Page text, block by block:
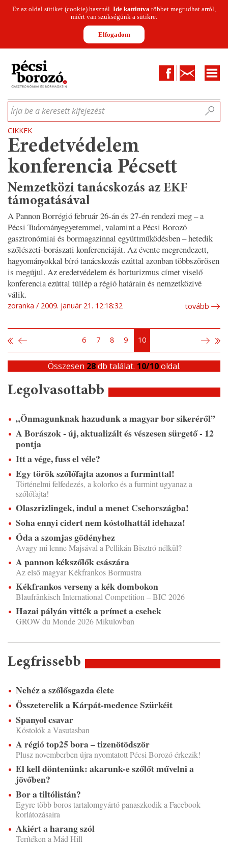
Ez az oldal sütiket (cookie) használ. Ide kattintva többet megtudhat arról,
miért van szükségünk a sütikre.
Elfogadom
FacebookKapcsolat
CIKKEKHÍREKINFOGRAFIKÁKMUNKATÁRSAKWINESOFA
Írja be a keresett kifejezést
CIKKEK
Eredetvédelem
konferencia Pécsett
Nemzetközi tanácskozás az EKF
támogatásával
A Pannon Borrégió február 26-án és 27-én rendezi meg – a
Pécsi Tudományegyetemmel, valamint a Pécsi Borozó
gasztronómiai és bormagazinnal együttműködésben – hetedik
szőlészeti-borászati konferenciáját. Az évente megrendezett,
hagyományokkal bíró tanácskozás ezúttal azonban többszörösen
is megújul. Az eredetvédelem és borturizmus címet viselő
konferencia ezúttal túllép a régió határain és nemzetközivé
válik.
zoranka 2009. január 21. 12:18:32 tovább
6 7 8 9 10
Összesen 28db találat. 10/10oldal.
Legolvasottabb
„Önmagunknak hazudunk a magyar bor sikeréről”
A Borászok - új, aktualizált és vészesen sürgető - 12
pontja
Itt a vége, fuss el véle?
Egy török szőlőfajta azonos a furminttal!
Történelmi felfedezés, a kolorko és a furmint ugyanaz a
szőlőfajta!
Olaszrizlingek, indul a menet Csehországba!
Soha ennyi cidert nem kóstolhattál idehaza!
Óda a szomjas gödényhez
Avagy mi lenne Majsával a Pellikán Bisztró nélkül?
A pannon kékszőlők császára
Az első magyar Kékfrankos Bormustra
Kékfrankos verseny a kék dombokon
Blaufränkisch International Competition – BIC 2026
Hazai pályán vitték a prímet a csehek
GROW du Monde 2026 Mikulovban
Legfrissebb
Nehéz a szőlősgazda élete
Összeterelik a Kárpát-medence Szürkéit
Spanyol csavar
Kóstolók a Vasutasban
A régió top25 bora – tizenötödször
Plusz novemberben újra nyomtatott Pécsi Borozó érkezik!
El kell döntenünk: akarunk-e szőlőt művelni a
jövőben?
Bor a tiltólistán?
Egyre több boros tartalomgyártó panaszkodik a Facebook
korlátozásaira
Akiért a harang szól
Terítéken a Mád Hill